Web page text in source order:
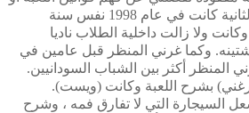
فهم جمالياتها. المحاولة الثانية كانت في عام 1998 نفس سنة
ولا زالت داخلية الطلاب ناديا
وكما غرني المنظر قبل عامين في
المنظر أكثر بين الشباب السودانيين.
بشرح اللعبة وكانت (ويست).
السيجارة التي لا تفارق فمه ، وشرح